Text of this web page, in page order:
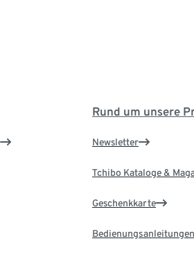
Rund um unsere
Newsletter
Tchibo Kataloge &
Geschenkkarte
Bedienungsanleitungen